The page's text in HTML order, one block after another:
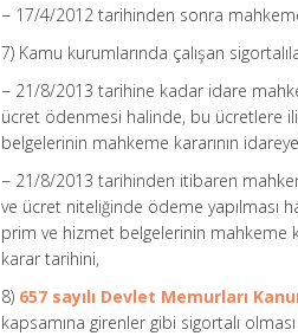
− 17/4/2012 tarihinden sonra
7) Kamu kurumlarında çalışan
− 21/8/2013 tarihine kadar idare
ücret ödenmesi halinde, bu ücretlere
belgelerinin mahkeme kararının
− 21/8/2013 tarihinden itibaren
ve ücret niteliğinde ödeme yapılması
prim ve hizmet belgelerinin mahkeme
karar tarihini,
8) 657 sayılı Devlet Memurları
kapsamına girenler gibi sigortalı